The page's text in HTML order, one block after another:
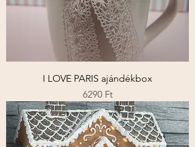
I LOVE PARIS ajándékbox
Ár
6290 Ft